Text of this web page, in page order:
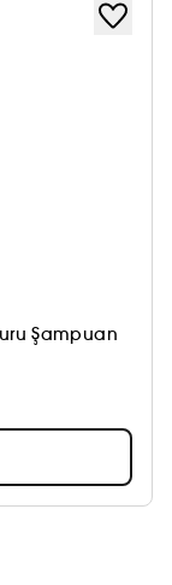
Şampuan